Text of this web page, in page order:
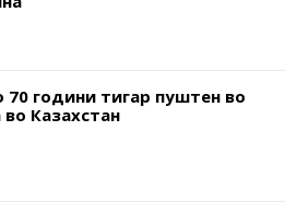
70 години тигар пуштен во
Казахстан